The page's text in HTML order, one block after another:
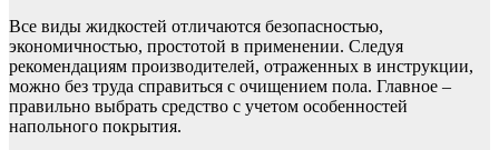
Все виды жидкостей отличаются безопасностью,
экономичностью, простотой в применении. Следуя
рекомендациям производителей, отраженных в инструкции,
можно без труда справиться с очищением пола. Главное –
правильно выбрать средство с учетом особенностей
напольного покрытия.